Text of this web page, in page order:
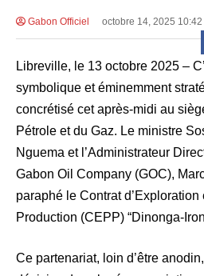
Gabon Officiel octobre 14, 2025 10:42
Libreville, le 13 octobre 2025 –
symbolique et éminemment
concrétisé cet après-midi au
Pétrole et du Gaz. Le ministre
Nguema et l’Administrateur
Gabon Oil Company (GOC),
paraphé le Contrat
Production (CEPP) “Dinonga-
Ce partenariat, loin d’être